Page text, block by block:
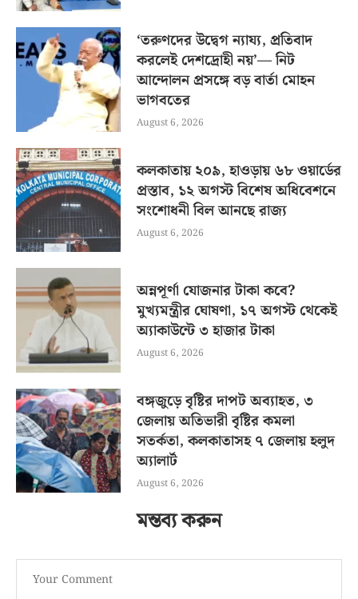
‘তরুণদের উদ্বেগ ন্যায্য, প্রতিবাদ
করলেই দেশদ্রোহী নয়’— নিট
আন্দোলন প্রসঙ্গে বড় বার্তা মোহন
ভাগবতের
August 6, 2026
কলকাতায় ২০৯, হাওড়ায় ৬৮ ওয়ার্ডের
প্রস্তাব, ১২ অগস্ট বিশেষ অধিবেশনে
সংশোধনী বিল আনছে রাজ্য
August 6, 2026
অন্নপূর্ণা যোজনার টাকা কবে?
মুখ্যমন্ত্রীর ঘোষণা, ১৭ অগস্ট থেকেই
অ্যাকাউন্টে ৩ হাজার টাকা
August 6, 2026
বঙ্গজুড়ে বৃষ্টির দাপট অব্যাহত, ৩
জেলায় অতিভারী বৃষ্টির কমলা
সতর্কতা, কলকাতাসহ ৭ জেলায় হলুদ
অ্যালার্ট
August 6, 2026
মন্তব্য করুন